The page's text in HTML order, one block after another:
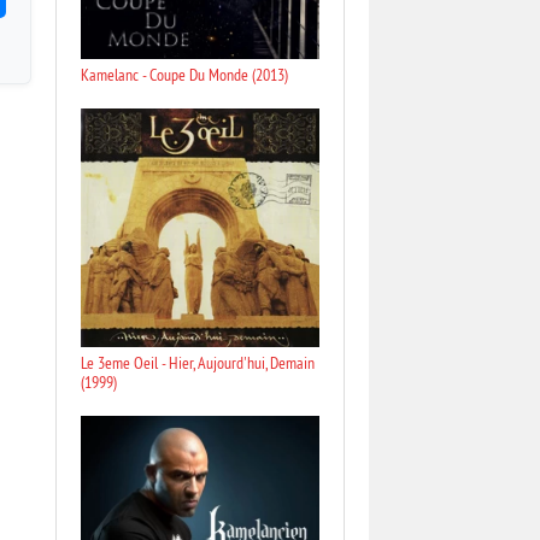
Kamelanc - Coupe Du Monde (2013)
Le 3eme Oeil - Hier, Aujourd'hui, Demain
(1999)